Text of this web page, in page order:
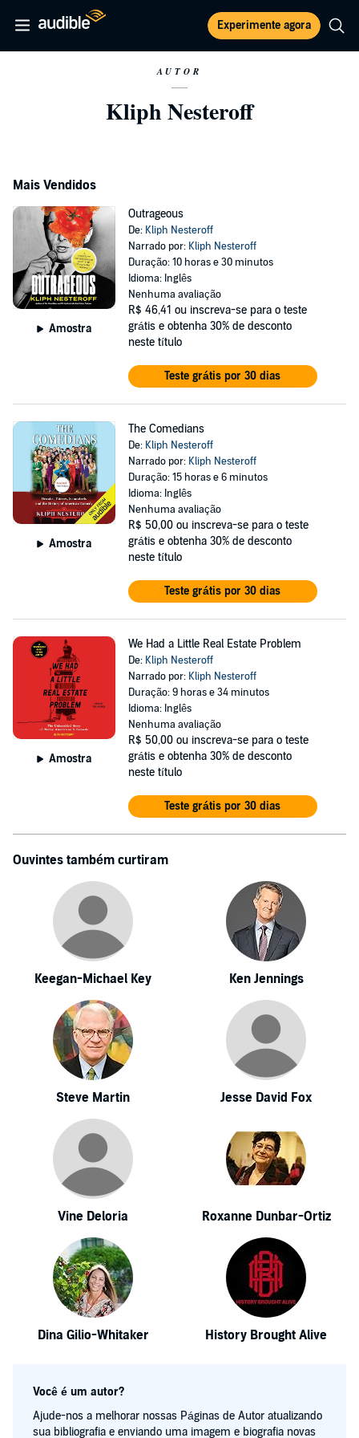
Experimente agora
AUTOR
Kliph Nesteroff
Mais Vendidos
Amostra
Outrageous
De: Kliph Nesteroff
Narrado por: Kliph Nesteroff
Duração: 10 horas e 30 minutos
Idioma: Inglês
Nenhuma avaliação
R$ 46,41 ou inscreva-se para o teste
grátis e obtenha 30% de desconto
neste título
Teste grátis por 30 dias
Amostra
The Comedians
De: Kliph Nesteroff
Narrado por: Kliph Nesteroff
Duração: 15 horas e 6 minutos
Idioma: Inglês
Nenhuma avaliação
R$ 50,00 ou inscreva-se para o teste
grátis e obtenha 30% de desconto
neste título
Teste grátis por 30 dias
Amostra
We Had a Little Real Estate Problem
De: Kliph Nesteroff
Narrado por: Kliph Nesteroff
Duração: 9 horas e 34 minutos
Idioma: Inglês
Nenhuma avaliação
R$ 50,00 ou inscreva-se para o teste
grátis e obtenha 30% de desconto
neste título
Teste grátis por 30 dias
Ouvintes também curtiram
Keegan-Michael Key Ken Jennings
Steve Martin Jesse David Fox
Vine Deloria Roxanne Dunbar-Ortiz
Dina Gilio-Whitaker History Brought Alive
Você é um autor?
Ajude-nos a melhorar nossas Páginas de Autor atualizando
sua bibliografia e enviando uma imagem e biografia novas